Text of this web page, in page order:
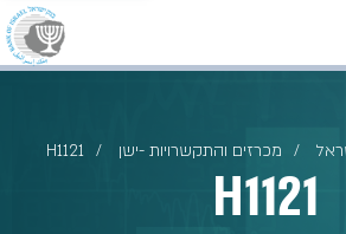
מכרזים והתקשרויות -ישן H1121
H1121